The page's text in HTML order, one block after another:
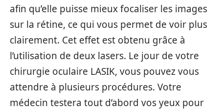
afin qu’elle puisse mieux focaliser les images
sur la rétine, ce qui vous permet de voir plus
clairement. Cet effet est obtenu grâce à
l’utilisation de deux lasers. Le jour de votre
chirurgie oculaire LASIK, vous pouvez vous
attendre à plusieurs procédures. Votre
médecin testera tout d’abord vos yeux pour